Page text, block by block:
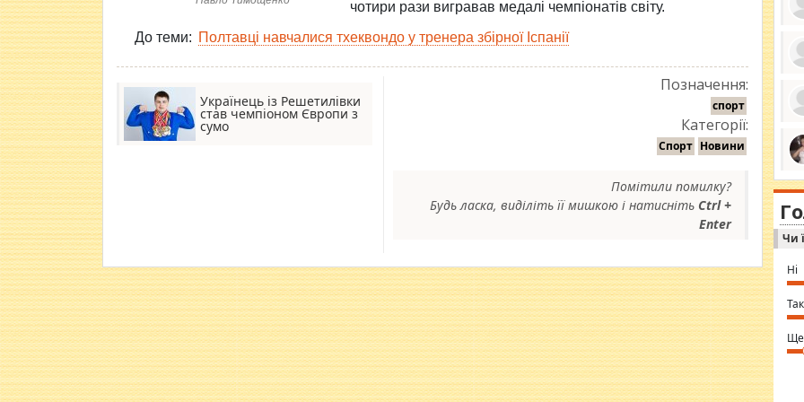
чотири рази вигравав медалі чемпіонатів світу.
До теми: Полтавці навчалися тхеквондо у тренера збірної Іспанії
Українець із Решетилівки
став чемпіоном Європи з
сумо
Позначення:
спорт
Категорії:
Спорт Новини
Помітили помилку?
Будь ласка, виділіть її мишкою і натисніть Ctrl +
Enter
за
ми
in
⇒
Чи
Ні
Так
Ще